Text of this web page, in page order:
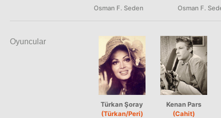
Osman F. Seden Osman F.
Oyuncular
Türkan Şoray
(Türkan/Peri)
Kenan Pars
(Cahit)